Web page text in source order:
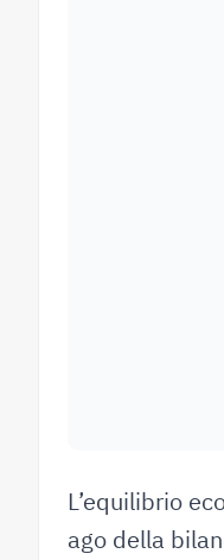
L’equilibrio
ago della